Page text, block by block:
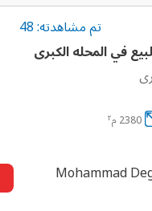
تم مشاهدته: 48
في المحله الكبرى
2380 م ٢
Mohammad